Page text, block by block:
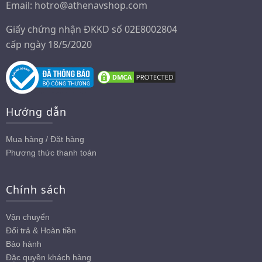
Email: hotro@athenavshop.com
Giấy chứng nhận ĐKKD số 02E8002804
cấp ngày 18/5/2020
Hướng dẫn
Mua hàng / Đặt hàng
Phương thức thanh toán
Chính sách
Vận chuyển
Đổi trả & Hoàn tiền
Bảo hành
Đặc quyền khách hàng